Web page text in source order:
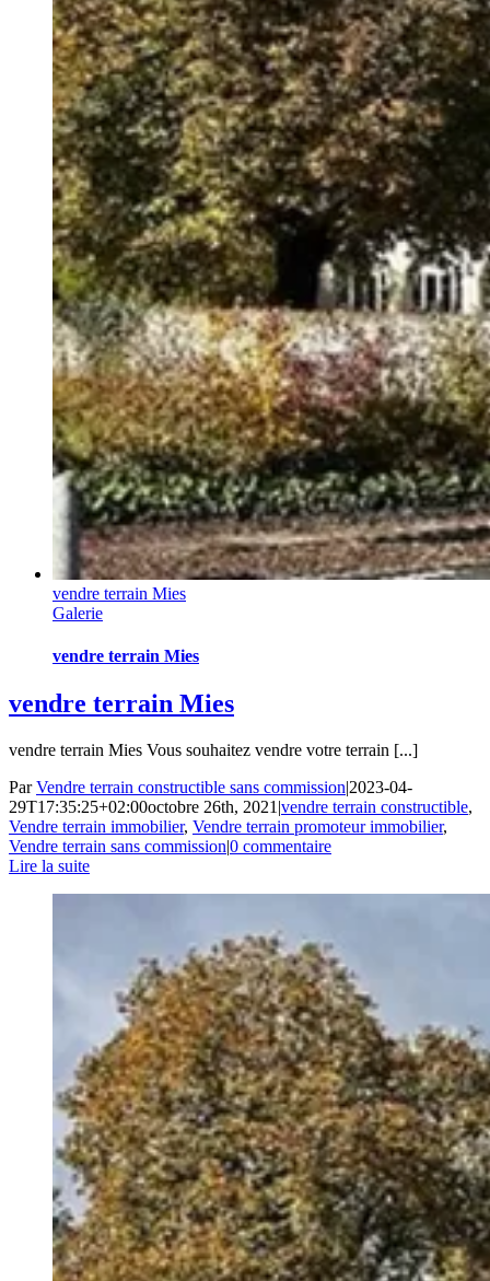
vendre terrain Mies
Galerie
vendre terrain Mies
vendre terrain Mies
vendre terrain Mies Vous souhaitez vendre votre terrain [...]
ParVendre terrain constructible sans commission|2023-04-
29T17:35:25+02:00octobre 26th, 2021 |vendre terrain constructible,
Vendre terrain immobilier, Vendre terrain promoteur immobilier,
Vendre terrain sans commission|0 commentaire
Lire la suite